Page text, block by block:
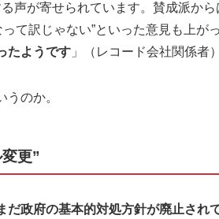
声が寄せられています。賛成派から
て訳じゃない”といった意見も上が
たようです 」（レコード会社関係者）
のか。
更”
だ政府の基本的対処方針が廃止され